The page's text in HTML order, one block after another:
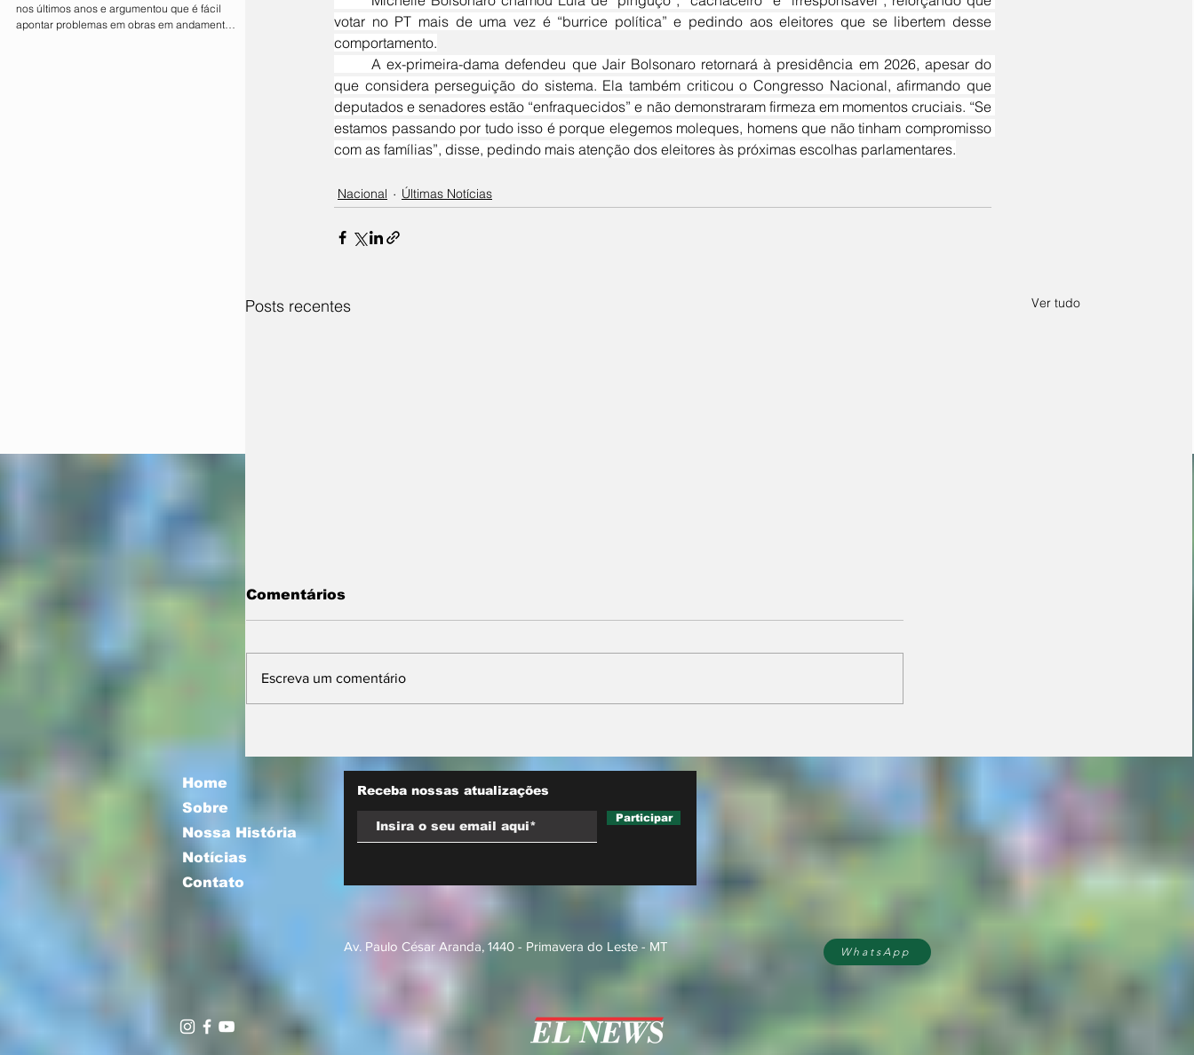
nos últimos anos e argumentou que é fácil
apontar problemas em obras em andamento
votar no PT mais de uma vez é “burrice política” e pedindo aos eleitores que se libertem desse
comportamento.
	A ex-primeira-dama defendeu que Jair Bolsonaro retornará à presidência em 2026, apesar do
que considera perseguição do sistema. Ela também criticou o Congresso Nacional, afirmando que
deputados e senadores estão “enfraquecidos” e não demonstraram firmeza em momentos cruciais. “Se
estamos passando por tudo isso é porque elegemos moleques, homens que não tinham compromisso
com as famílias”, disse, pedindo mais atenção dos eleitores às próximas escolhas parlamentares.
Nacional Últimas Notícias
Posts recentes Ver tudo
atuação de food trucks
com Pivetta e afirma
que entrou na sigla com
do MDB ao Senado
Comentários
Escreva um comentário
Home
Sobre
Nossa História
Notícias
Contato
Receba nossas atualizações
Participar
Av. Paulo César Aranda, 1440 - Primavera do Leste - MT WhatsApp